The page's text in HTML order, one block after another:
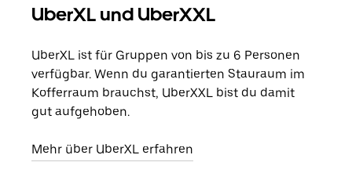
UberXL und UberXXL
UberXL ist für Gruppen von bis zu 6 Personen
verfügbar. Wenn du garantierten Stauraum im
Kofferraum brauchst, UberXXL bist du damit
gut aufgehoben.
Mehr über UberXL erfahren